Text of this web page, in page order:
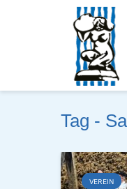
Tag -
VEREIN